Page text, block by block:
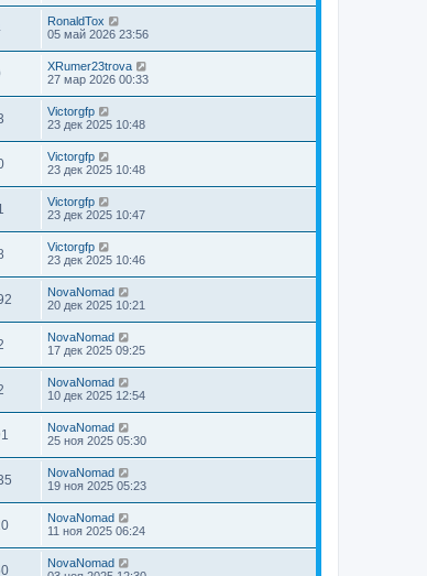
RonaldTox
05 май 2026 23:56
XRumer23trova
27 мар 2026 00:33
Victorgfp
23 дек 2025 10:48
Victorgfp
23 дек 2025 10:48
Victorgfp
23 дек 2025 10:47
Victorgfp
23 дек 2025 10:46
NovaNomad
20 дек 2025 10:21
NovaNomad
17 дек 2025 09:25
NovaNomad
10 дек 2025 12:54
NovaNomad
25 ноя 2025 05:30
NovaNomad
19 ноя 2025 05:23
NovaNomad
11 ноя 2025 06:24
NovaNomad